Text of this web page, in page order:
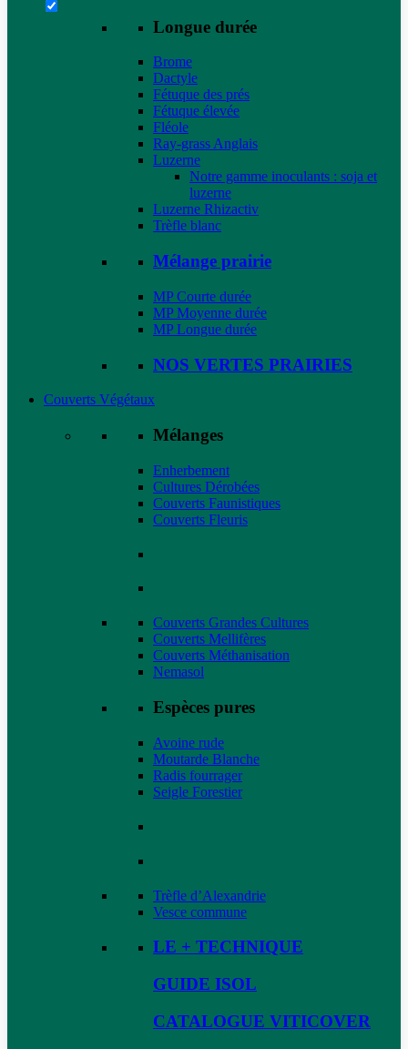
Longue durée
Brome
Dactyle
Fétuque des prés
Fétuque élevée
Fléole
Ray-grass Anglais
Luzerne
Notre gamme inoculants : soja et
luzerne
Luzerne Rhizactiv
Trèfle blanc
Mélange prairie
MP Courte durée
MP Moyenne durée
MP Longue durée
NOS VERTES PRAIRIES
Couverts Végétaux
Mélanges
Enherbement
Cultures Dérobées
Couverts Faunistiques
Couverts Fleuris
Couverts Grandes Cultures
Couverts Mellifères
Couverts Méthanisation
Nemasol
Espèces pures
Avoine rude
Moutarde Blanche
Radis fourrager
Seigle Forestier
Trèfle d’Alexandrie
Vesce commune
LE + TECHNIQUE
GUIDE ISOL
CATALOGUE VITICOVER